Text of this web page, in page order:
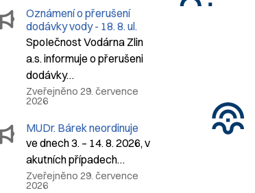
Oznámení o přerušení
dodávky vody - 18. 8. ul.
Na Drahách
SpoIečnost Vodárna Zlin
a.s. informuje o přerušeni
dodávky…
Zveřejněno 29. července
2026
MUDr. Bárek neordinuje
ve dnech 3. – 14. 8. 2026, v
akutních případech…
Zveřejněno 29. července
2026